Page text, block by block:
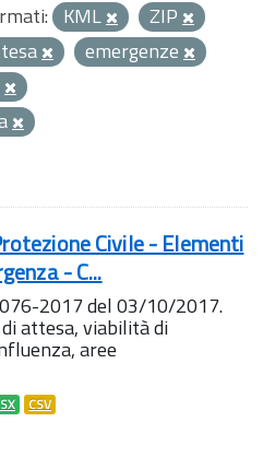
KML
ZIP
emergenze
Civile - Elementi
- C...
2017 del 03/10/2017.
attesa, viabilità di
aree
CSV